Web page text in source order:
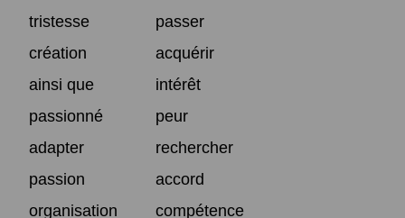
tristesse
passer
création
acquérir
ainsi que
intérêt
passionné
peur
adapter
rechercher
passion
accord
organisation
compétence